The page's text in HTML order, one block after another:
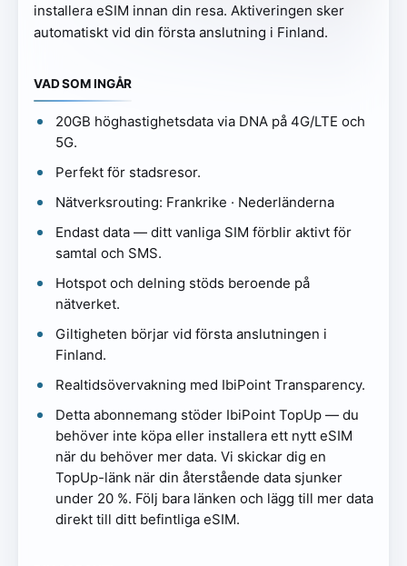
installera eSIM innan din resa. Aktiveringen sker
automatiskt vid din första anslutning i Finland.
VAD SOM INGÅR
20GB höghastighetsdata via DNA på 4G/LTE och
5G.
Perfekt för stadsresor.
Nätverksrouting: Frankrike · Nederländerna
Endast data — ditt vanliga SIM förblir aktivt för
samtal och SMS.
Hotspot och delning stöds beroende på
nätverket.
Giltigheten börjar vid första anslutningen i
Finland.
Realtidsövervakning med IbiPoint Transparency.
Detta abonnemang stöder IbiPoint TopUp — du
behöver inte köpa eller installera ett nytt eSIM
när du behöver mer data. Vi skickar dig en
TopUp-länk när din återstående data sjunker
under 20 %. Följ bara länken och lägg till mer data
direkt till ditt befintliga eSIM.